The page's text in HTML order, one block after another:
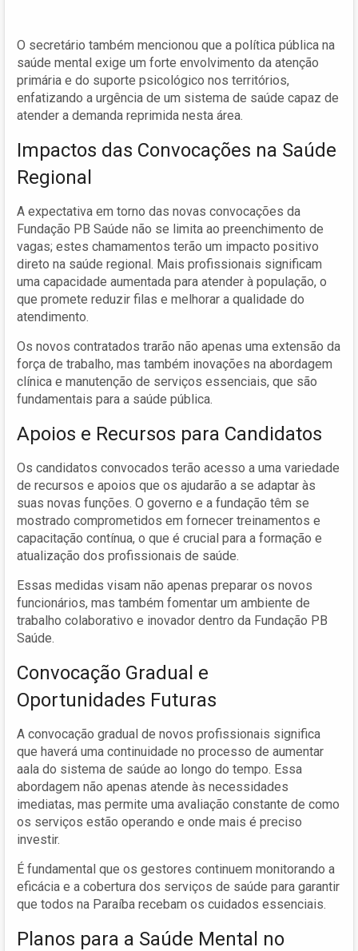
O secretário também mencionou que a política pública na
saúde mental exige um forte envolvimento da atenção
primária e do suporte psicológico nos territórios,
enfatizando a urgência de um sistema de saúde capaz de
atender a demanda reprimida nesta área.
Impactos das Convocações na Saúde
Regional
A expectativa em torno das novas convocações da
Fundação PB Saúde não se limita ao preenchimento de
vagas; estes chamamentos terão um impacto positivo
direto na saúde regional. Mais profissionais significam
uma capacidade aumentada para atender à população, o
que promete reduzir filas e melhorar a qualidade do
atendimento.
Os novos contratados trarão não apenas uma extensão da
força de trabalho, mas também inovações na abordagem
clínica e manutenção de serviços essenciais, que são
fundamentais para a saúde pública.
Apoios e Recursos para Candidatos
Os candidatos convocados terão acesso a uma variedade
de recursos e apoios que os ajudarão a se adaptar às
suas novas funções. O governo e a fundação têm se
mostrado comprometidos em fornecer treinamentos e
capacitação contínua, o que é crucial para a formação e
atualização dos profissionais de saúde.
Essas medidas visam não apenas preparar os novos
funcionários, mas também fomentar um ambiente de
trabalho colaborativo e inovador dentro da Fundação PB
Saúde.
Convocação Gradual e
Oportunidades Futuras
A convocação gradual de novos profissionais significa
que haverá uma continuidade no processo de aumentar
aala do sistema de saúde ao longo do tempo. Essa
abordagem não apenas atende às necessidades
imediatas, mas permite uma avaliação constante de como
os serviços estão operando e onde mais é preciso
investir.
É fundamental que os gestores continuem monitorando a
eficácia e a cobertura dos serviços de saúde para garantir
que todos na Paraíba recebam os cuidados essenciais.
Planos para a Saúde Mental no